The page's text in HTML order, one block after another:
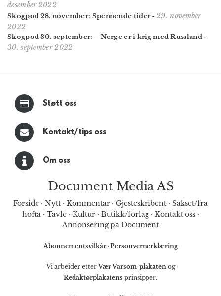
desember 2022
Skogpod 28. november: Spennende tider-29. november
2022
Skogpod 30. september: – Norge er i krig med Russland-
30. september 2022
Støtt oss
Kontakt/tips oss
Om oss
Document Media AS
Forside · Nytt · Kommentar · Gjesteskribent · Sakset/fra
hofta· Tavle· Kultur· Butikk/forlag· Kontakt oss·
Annonsering på Document
Abonnementsvilkår · Personvernerklæring
Vi arbeider etterVær Varsom-plakatenog
Redaktørplakatens prinsipper.